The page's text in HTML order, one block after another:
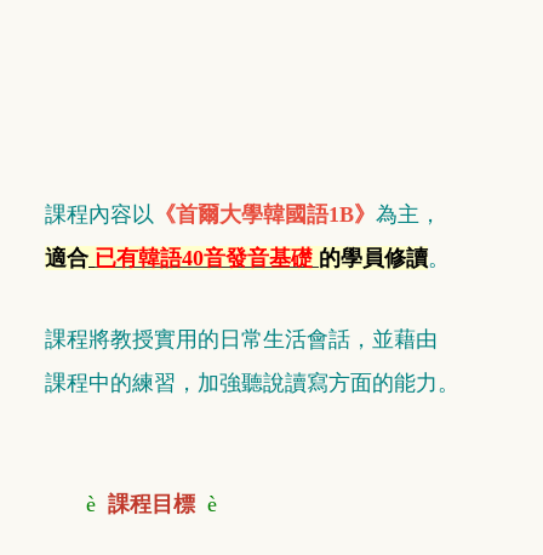
課程內容以 《首爾大學韓國語1B》 為主，
適合 已有韓語40音發音基礎 的學員修讀。
課程將教授實用的日常生活會話， 並藉由
課程中的練習，加強聽說讀寫方面的能力。
è 課程目標 è